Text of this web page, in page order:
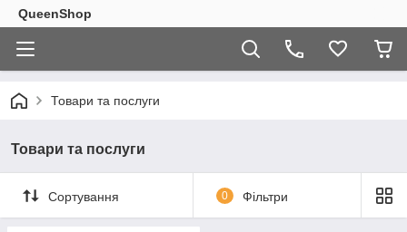
QueenShop
Товари та послуги
Товари та послуги
Сортування 0 Фільтри